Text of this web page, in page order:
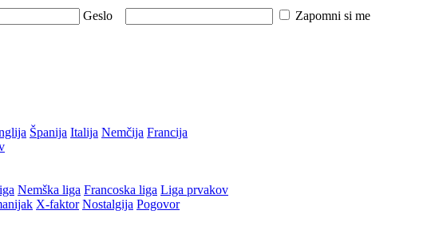
Geslo Zapomni si me
Španija Italija Nemčija Francija
Nemška liga Francoska liga Liga prvakov
X-faktor Nostalgija Pogovor